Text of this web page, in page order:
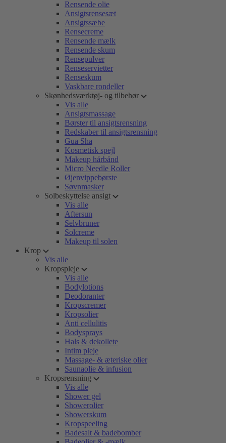
Rensende olie
Ansigtsrensesæt
Ansigtssæbe
Rensecreme
Rensende mælk
Rensende skum
Rensepulver
Renseservietter
Renseskum
Vaskbare rondeller
Skønhedsværktøj- og tilbehør
Vis alle
Ansigtsmassage
Børster til ansigtsrensning
Redskaber til ansigtsrensning
Gua Sha
Kosmetisk spejl
Makeup hårbånd
Micro Needle Roller
Øjenvippebørste
Søvnmasker
Solbeskyttelse ansigt
Vis alle
Aftersun
Selvbruner
Solcreme
Makeup til solen
Krop
Vis alle
Kropspleje
Vis alle
Bodylotions
Deodoranter
Kropscremer
Kropsolier
Anti cellulitis
Bodysprays
Hals & dekollete
Intim pleje
Massage- & æteriske olier
Saunaolie & infusion
Kropsrensning
Vis alle
Shower gel
Showerolier
Showerskum
Kropspeeling
Badesalt & badebomber